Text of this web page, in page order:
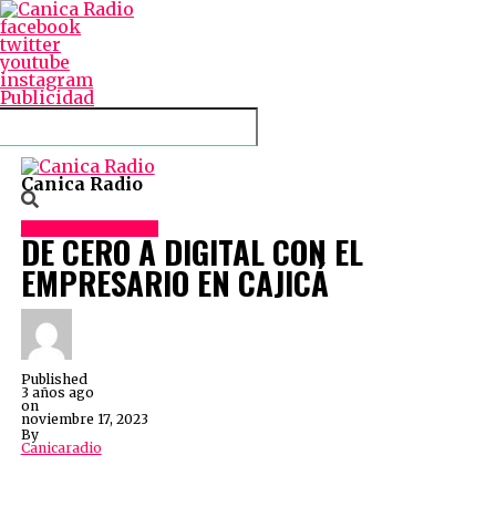
facebook
twitter
youtube
instagram
Publicidad
Connect with us
Canica Radio
DE CERO A DIGITAL CON EL
EMPRESARIO EN CAJICÁ
Published
3 años ago
on
noviembre 17, 2023
By
Canicaradio